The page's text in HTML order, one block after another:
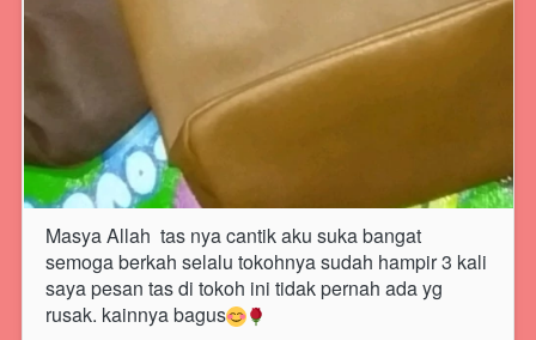
Masya Allah  tas nya cantik aku suka bangat
semoga berkah selalu tokohnya sudah hampir 3 kali
saya pesan tas di tokoh ini tidak pernah ada yg
rusak. kainnya bagus